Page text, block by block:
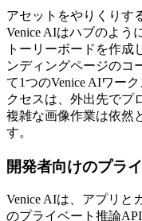
アセットをやりくりす
Venice AIはハブのよう
トーリーボードを作成
ンディングページのコ
て1つのVenice AIワー
クセスは、外出先でプ
複雑な画像作業は依然
す。
開発者向けのプラ
Venice AIは、アプリと
のプライベート推論